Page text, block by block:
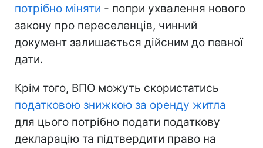
потрібно міняти - попри ухвалення нового
закону про переселенців, чинний
документ залишається дійсним до певної
дати.
Крім того, ВПО можуть скористатись
податковою знижкою за оренду житла
для цього потрібно подати податкову
декларацію та підтвердити право на